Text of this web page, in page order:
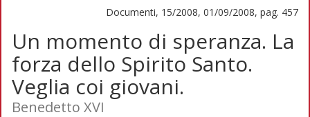
Documenti, 15/2008, 01/09/2008, pag. 457
Un momento di speranza. La
forza dello Spirito Santo.
Veglia coi giovani.
Benedetto XVI